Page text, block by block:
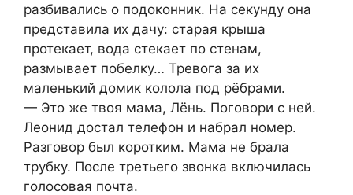
разбивались о подоконник. На секунду она
представила их дачу: старая крыша
протекает, вода стекает по стенам,
размывает побелку… Тревога за их
маленький домик колола под рёбрами.
— Это же твоя мама, Лёнь. Поговори с ней.
Леонид достал телефон и набрал номер.
Разговор был коротким. Мама не брала
трубку. После третьего звонка включилась
голосовая почта.